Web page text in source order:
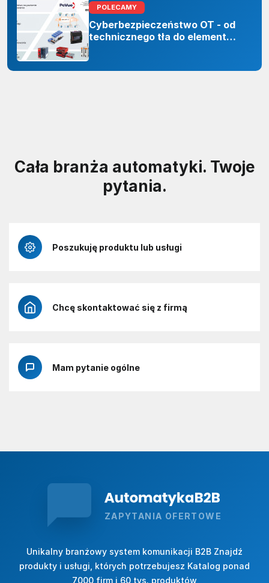
POLECAMY
Cyberbezpieczeństwo OT - od
technicznego tła do elementu
Cała branża automatyki. Twoje
pytania.
Poszukuję produktu lub usługi
Chcę skontaktować się z firmą
Mam pytanie ogólne
ZAPYTANIA OFERTOWE
Unikalny branżowy system komunikacji B2B Znajdź
produkty i usługi, których potrzebujesz Katalog ponad
7000 firm i 60 tys. produktów